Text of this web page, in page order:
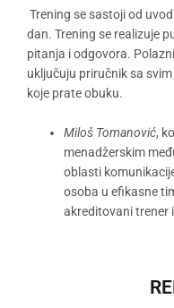
Trening se sastoji od
dan. Trening se realizuje
pitanja i odgovora.
uključuju priručnik sa
koje prate obuku.
Miloš Tomanović,
menadžerskim
oblasti
osoba u efikasne
akreditovani trener i